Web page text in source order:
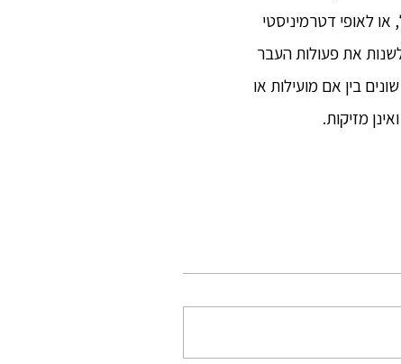
לאופי דטרמיניסטי
את פעולות העבר
בין אם מועילות או
מזיקות.